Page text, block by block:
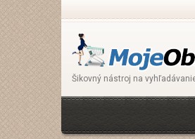
Šikovný nástroj na